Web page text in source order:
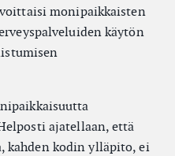
monipaikkaisten
käytön
ajatellaan, että
kahden kodin ylläpito, ei